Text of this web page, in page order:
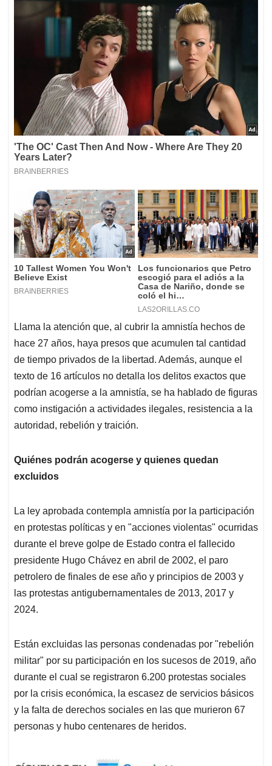
Llama la atención que, al cubrir la amnistía hechos de
hace 27 años, haya presos que acumulen tal cantidad
de tiempo privados de la libertad. Además, aunque el
texto de 16 artículos no detalla los delitos exactos que
podrían acogerse a la amnistía, se ha hablado de figuras
como instigación a actividades ilegales, resistencia a la
autoridad, rebelión y traición.
Quiénes podrán acogerse y quienes quedan
excluidos
La ley aprobada contempla amnistía por la participación
en protestas políticas y en "acciones violentas" ocurridas
durante el breve golpe de Estado contra el fallecido
presidente Hugo Chávez en abril de 2002, el paro
petrolero de finales de ese año y principios de 2003 y
las protestas antigubernamentales de 2013, 2017 y
2024.
Están excluidas las personas condenadas por "rebelión
militar" por su participación en los sucesos de 2019, año
durante el cual se registraron 6.200 protestas sociales
por la crisis económica, la escasez de servicios básicos
y la falta de derechos sociales en las que murieron 67
personas y hubo centenares de heridos.